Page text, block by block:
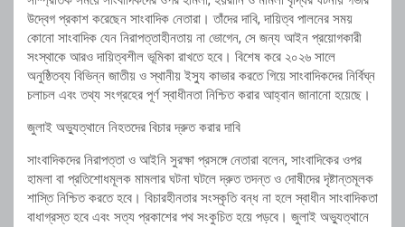
উদ্বেগ প্রকাশ করেছেন সাংবাদিক নেতারা। তাঁদের দাবি, দায়িত্ব পালনের সময়
কোনো সাংবাদিক যেন নিরাপত্তাহীনতায় না ভোগেন, সে জন্য আইন প্রয়োগকারী
সংস্থাকে আরও দায়িত্বশীল ভূমিকা রাখতে হবে। বিশেষ করে ২০২৬ সালে
অনুষ্ঠিতব্য বিভিন্ন জাতীয় ও স্থানীয় ইস্যু কাভার করতে গিয়ে সাংবাদিকদের নির্বিঘ্ন
চলাচল এবং তথ্য সংগ্রহের পূর্ণ স্বাধীনতা নিশ্চিত করার আহ্বান জানানো হয়েছে।
জুলাই অভ্যুত্থানে নিহতদের বিচার দ্রুত করার দাবি
সাংবাদিকদের নিরাপত্তা ও আইনি সুরক্ষা প্রসঙ্গে নেতারা বলেন, সাংবাদিকের ওপর
হামলা বা প্রতিশোধমূলক মামলার ঘটনা ঘটলে দ্রুত তদন্ত ও দোষীদের দৃষ্টান্তমূলক
শাস্তি নিশ্চিত করতে হবে। বিচারহীনতার সংস্কৃতি বন্ধ না হলে স্বাধীন সাংবাদিকতা
বাধাগ্রস্ত হবে এবং সত্য প্রকাশের পথ সংকুচিত হয়ে পড়বে। জুলাই অভ্যুত্থানে